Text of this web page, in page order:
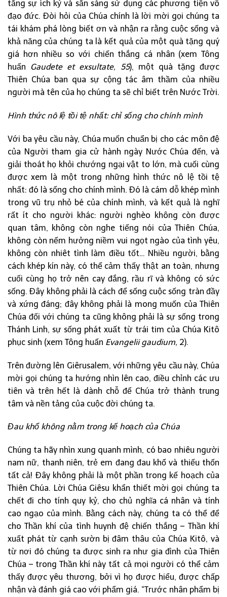
tăng sự ích kỷ và sẵn sàng sử dụng các phương tiện vô
đạo đức. Đòi hỏi của Chúa chính là lời mời gọi chúng ta
tái khám phá lòng biết ơn và nhận ra rằng cuộc sống và
khả năng của chúng ta là kết quả của một quà tặng quý
giá hơn nhiều so với chiến thắng cá nhân (xem Tông
huấn Gaudete et exsultate, 55), một quà tặng được
Thiên Chúa ban qua sự cộng tác âm thầm của nhiều
người mà tên của họ chúng ta sẽ chỉ biết trên Nước Trời.
Hình thức nô lệ tồi tệ nhất: chỉ sống cho chính mình
Với ba yêu cầu này, Chúa muốn chuẩn bị cho các môn đệ
của Người tham gia cử hành ngày Nước Chúa đến, và
giải thoát họ khỏi chướng ngại vật to lớn, mà cuối cùng
được xem là một trong những hình thức nô lệ tồi tệ
nhất: đó là sống cho chính mình. Đó là cám dỗ khép mình
trong vũ trụ nhỏ bé của chính mình, và kết quả là nghĩ
rất ít cho người khác: người nghèo không còn được
quan tâm, không còn nghe tiếng nói của Thiên Chúa,
không còn nếm hưởng niềm vui ngọt ngào của tình yêu,
không còn nhiêt tình làm điều tốt… Nhiều người, bằng
cách khép kín này, có thể cảm thấy thật an toàn, nhưng
cuối cùng họ trở nên cay đắng, rầu rĩ và không có sức
sống. Đây không phải là cách để sống cuộc sống tràn đầy
và xứng đáng; đây không phải là mong muốn của Thiên
Chúa đối với chúng ta cũng không phải là sự sống trong
Thánh Linh, sự sống phát xuất từ trái tim của Chúa Kitô
phục sinh (xem Tông huấn Evangelii gaudium, 2).
Trên đường lên Giêrusalem, với những yêu cầu này, Chúa
mời gọi chúng ta hướng nhìn lên cao, điều chỉnh các ưu
tiên và trên hết là dành chỗ để Chúa trở thành trung
tâm và nền tảng của cuộc đời chúng ta.
Đau khổ không nằm trong kế hoạch của Chúa
Chúng ta hãy nhìn xung quanh mình, có bao nhiêu người
nam nữ, thanh niên, trẻ em đang đau khổ và thiếu thốn
tất cả! Đây không phải là một phần trong kế hoạch của
Thiên Chúa. Lời Chúa Giêsu khẩn thiết mời gọi chúng ta
chết đi cho tính quy kỷ, cho chủ nghĩa cá nhân và tính
cao ngạo của mình. Bằng cách này, chúng ta có thể để
cho Thần khí của tình huynh đệ chiến thắng – Thần khí
xuất phát từ cạnh sườn bị đâm thâu của Chúa Kitô, và
từ nơi đó chúng ta được sinh ra như gia đình của Thiên
Chúa – trong Thần khí này tất cả mọi người có thể cảm
thấy được yêu thương, bởi vì họ được hiểu, được chấp
nhận và đánh giá cao với phẩm giá. “Trước nhân phẩm bị